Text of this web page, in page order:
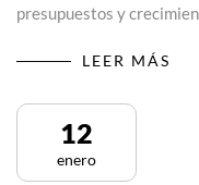
presupuestos y
LEER MÁS
12
enero